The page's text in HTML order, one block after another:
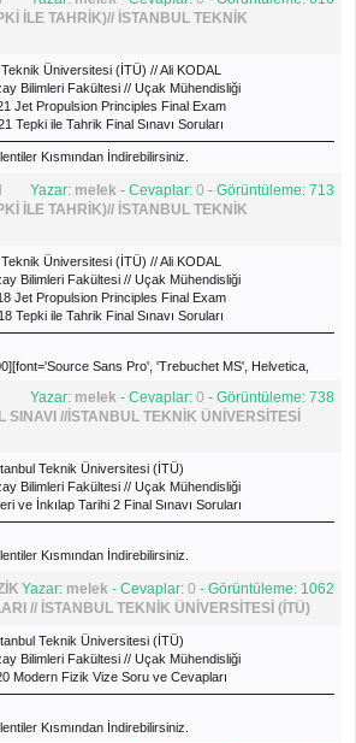
İLE TAHRİK)// İSTANBUL TEKNİK
Üniversitesi (İTÜ) // Ali KODAL
Bilimleri Fakültesi // Uçak Mühendisliği
Jet Propulsion Principles Final Exam
Tepki ile Tahrik Final Sınavı Soruları
Kısmından İndirebilirsiniz.
Yazar: melek- Cevaplar: 0 - Görüntüleme: 713
İLE TAHRİK)// İSTANBUL TEKNİK
Üniversitesi (İTÜ) // Ali KODAL
Bilimleri Fakültesi // Uçak Mühendisliği
Jet Propulsion Principles Final Exam
Tepki ile Tahrik Final Sınavı Soruları
Sans Pro', 'Trebuchet MS', Helvetica,
Yazar: melek- Cevaplar: 0 - Görüntüleme: 738
SINAVI //İSTANBUL TEKNİK ÜNİVERSİTESİ
Teknik Üniversitesi (İTÜ)
Bilimleri Fakültesi // Uçak Mühendisliği
ve İnkılap Tarihi 2 Final Sınavı Soruları
Kısmından İndirebilirsiniz.
Yazar: melek- Cevaplar: 0 - Görüntüleme: 1062
// İSTANBUL TEKNİK ÜNİVERSİTESİ (İTÜ)
Teknik Üniversitesi (İTÜ)
Bilimleri Fakültesi // Uçak Mühendisliği
Modern Fizik Vize Soru ve Cevapları
Kısmından İndirebilirsiniz.